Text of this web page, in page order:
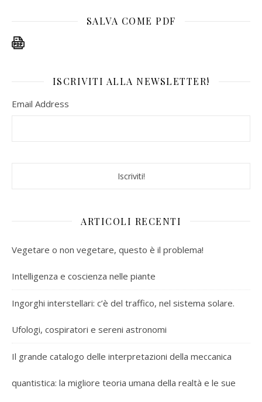
SALVA COME PDF
ISCRIVITI ALLA NEWSLETTER!
Email Address
ARTICOLI RECENTI
Vegetare o non vegetare, questo è il problema!
Intelligenza e coscienza nelle piante
Ingorghi interstellari: c’è del traffico, nel sistema solare.
Ufologi, cospiratori e sereni astronomi
Il grande catalogo delle interpretazioni della meccanica
quantistica: la migliore teoria umana della realtà e le sue